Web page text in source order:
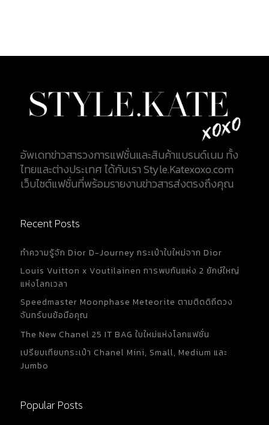
อัพเดทข่าวสารวงการแฟชั่นและสินค้าแบรนด์เนม ทั้ง
ไทยและต่างประเทศ ได้กับเรา Style.Katexoxo.com
เว็บไซต์แฟชั่นที่พร้อมรายงานข่าวสารส่งตรงถึงคุณ
Recent Posts
ทำความรู้จัก Dior D-Journey กระเป๋าใบใหม่จาก Dior
Louis Vuitton x Voutilainen การพบกันแห่ง 2 ยักษ์ใหญ่
แห่งโลกเวลา
Speedmaster Moonphase Meteorite ตามติดดิถีดวง
จันทร์บนข้อมือคุณ
The New Chanel 25 IT BAG ใบใหม่แห่งโลกแฟชั่น
เปรียบเทียบกระเป๋า Chanel Mini, Small, Medium และ
Jumbo
Popular Posts